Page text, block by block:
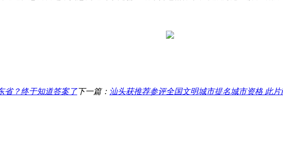
省？终于知道答案了下一篇： 汕头获推荐参评全国文明城市提名城市资格 此片